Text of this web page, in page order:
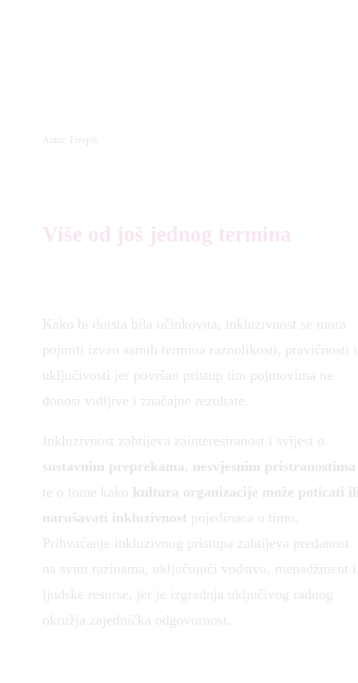
Autor: Freepik
Više od još jednog termina
Kako bi doista bila učinkovita, inkluzivnost se mora
pojmiti izvan samih termina raznolikosti, pravičnosti i
uključivosti jer površan pristup tim pojmovima ne
donosi vidljive i značajne rezultate.
Inkluzivnost zahtijeva zainteresiranost i svijest o
sustavnim preprekama, nesvjesnim pristranostima
te o tome kako kultura organizacije može poticati
narušavati inkluzivnost pojedinaca u timu.
Prihvaćanje inkluzivnog pristupa zahtijeva predanost
na svim razinama, uključujući vodstvo, menadžment i
ljudske resurse, jer je izgradnja uključivog radnog
okružja zajednička odgovornost.